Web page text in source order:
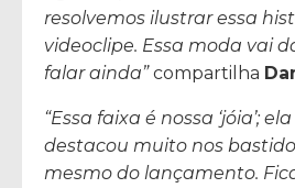
resolvemos ilustrar essa
videoclipe. Essa moda vai
falar ainda”compartilha
“Essa faixa é nossa ‘jóia’;
destacou muito nos
mesmo do lançamento.